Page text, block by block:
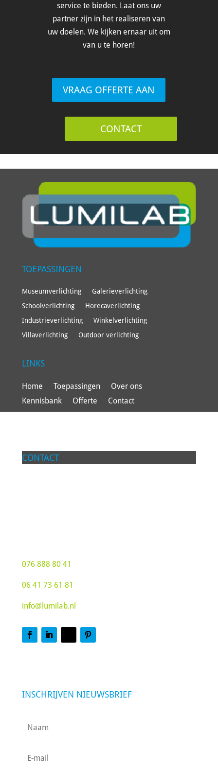
service te bieden. Laat ons uw
partner zijn in het realiseren van
uw doelen. We kijken ernaar uit om
van u te horen!
VRAAG OFFERTE AAN
CONTACT
TOEPASSINGEN
Museumverlichting
Galerieverlichting
Schoolverlichting
Horecaverlichting
Industrieverlichting
Winkelverlichting
Villaverlichting
Outdoor verlichting
LINKS
Home Toepassingen
Over ons
Kennisbank
Offerte Contact
CONTACT
076 888 80 41
06 41 73 61 81
info@lumilab.nl
INSCHRIJVEN NIEUWSBRIEF